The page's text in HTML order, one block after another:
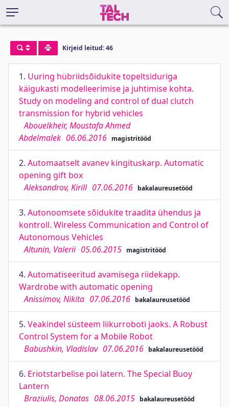
Kirjeid leitud: 46
1. Uuring hübriidsõidukite topeltsiduriga
käigukasti modelleerimise ja juhtimise kohta.
Study on modeling and control of dual clutch
transmission for hybrid vehicles
Abouelkheir, Moustafa Ahmed
Abdelmalek 06.06.2016 magistritööd
2. Automaatselt avanev kingituskarp. Automatic
opening gift box
Aleksandrov, Kirill 07.06.2016 bakalaureusetööd
3. Autonoomsete sõidukite traadita ühendus ja
kontroll. Wireless Communication and Control of
Autonomous Vehicles
Altunin, Valerii 05.06.2015 magistritööd
4. Automatiseeritud avamisega riidekapp.
Wardrobe with automatic opening
Anissimov, Nikita 07.06.2016 bakalaureusetööd
5. Veakindel süsteem liikurroboti jaoks. A Robust
Control System for a Mobile Robot
Babushkin, Vladislav 07.06.2016 bakalaureusetööd
6. Eriotstarbelise poi latern. The Special Buoy
Lantern
Braziulis, Donatas 08.06.2015 bakalaureusetööd